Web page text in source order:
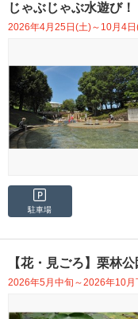
じゃぶじゃぶ水遊び
2026年4月25日(土)～10月4日
駐車場
【花・見ごろ】栗林
2026年5月中旬～2026年10月